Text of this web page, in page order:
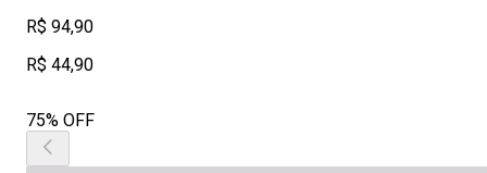
R$ 94,90
R$ 44,90
75% OFF